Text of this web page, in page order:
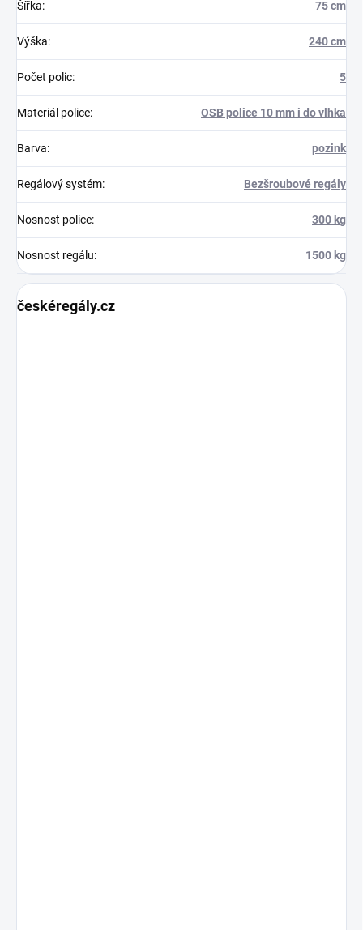
Šířka: 75 cm
Výška: 240 cm
Počet polic: 5
Materiál police: OSB police 10 mm i do vlhka
Barva: pozink
Regálový systém: Bezšroubové regály
Nosnost police: 300 kg
Nosnost regálu: 1500 kg
českéregály.cz